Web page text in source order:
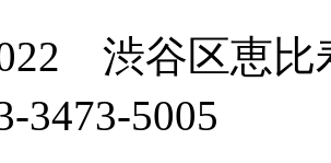
渋谷区恵比
3473-5005